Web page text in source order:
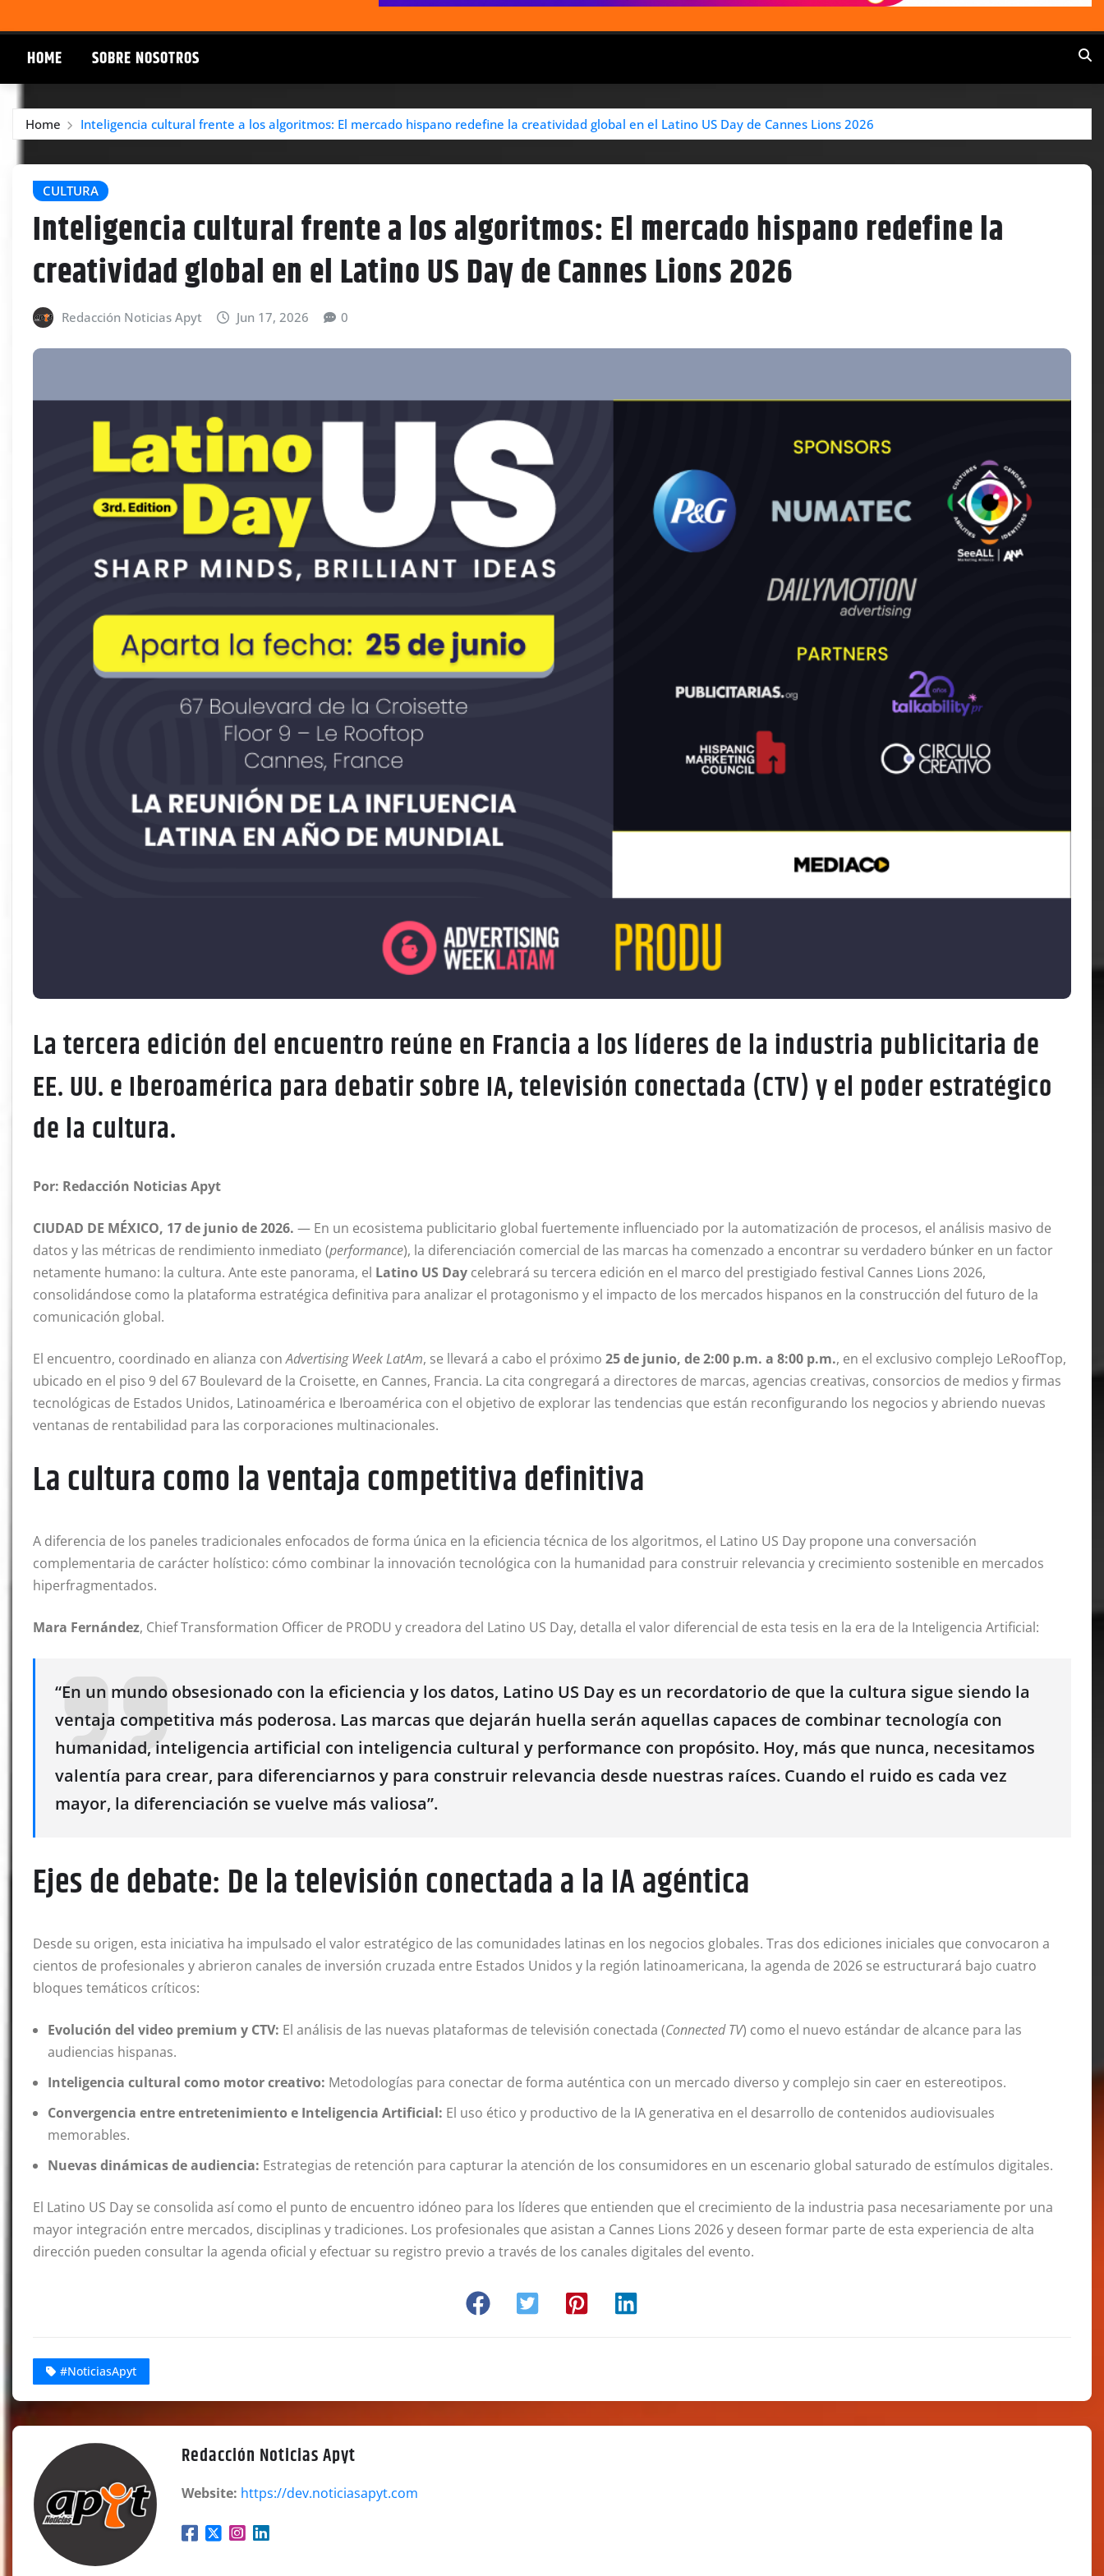
HOME SOBRE NOSOTROS
Home Inteligencia cultural frente a los algoritmos: El mercado hispano redefine la creatividad global en el Latino US Day de Cannes Lions 2026
CULTURA
Inteligencia cultural frente a los algoritmos: El mercado hispano redefine la
creatividad global en el Latino US Day de Cannes Lions 2026
Redacción Noticias Apyt Jun 17, 2026 0
La tercera edición del encuentro reúne en Francia a los líderes de la industria publicitaria de
EE. UU. e Iberoamérica para debatir sobre IA, televisión conectada (CTV) y el poder estratégico
de la cultura.
Por: Redacción Noticias Apyt
CIUDAD DE MÉXICO, 17 de junio de 2026. — En un ecosistema publicitario global fuertemente influenciado por la automatización de procesos, el análisis masivo de
datos y las métricas de rendimiento inmediato (performance), la diferenciación comercial de las marcas ha comenzado a encontrar su verdadero búnker en un factor
netamente humano: la cultura. Ante este panorama, el Latino US Day celebrará su tercera edición en el marco del prestigiado festival Cannes Lions 2026,
consolidándose como la plataforma estratégica definitiva para analizar el protagonismo y el impacto de los mercados hispanos en la construcción del futuro de la
comunicación global.
El encuentro, coordinado en alianza conAdvertising Week LatAm, se llevará a cabo el próximo 25 de junio, de 2:00 p.m. a 8:00 p.m., en el exclusivo complejo LeRoofTop,
ubicado en el piso 9 del 67 Boulevard de la Croisette, en Cannes, Francia. La cita congregará a directores de marcas, agencias creativas, consorcios de medios y firmas
tecnológicas de Estados Unidos, Latinoamérica e Iberoamérica con el objetivo de explorar las tendencias que están reconfigurando los negocios y abriendo nuevas
ventanas de rentabilidad para las corporaciones multinacionales.
La cultura como la ventaja competitiva definitiva
A diferencia de los paneles tradicionales enfocados de forma única en la eficiencia técnica de los algoritmos, el Latino US Day propone una conversación
complementaria de carácter holístico: cómo combinar la innovación tecnológica con la humanidad para construir relevancia y crecimiento sostenible en mercados
hiperfragmentados.
Mara Fernández, Chief Transformation Officer de PRODU y creadora del Latino US Day, detalla el valor diferencial de esta tesis en la era de la Inteligencia Artificial:
“En un mundo obsesionado con la eficiencia y los datos, Latino US Day es un recordatorio de que la cultura sigue siendo la
ventaja competitiva más poderosa. Las marcas que dejarán huella serán aquellas capaces de combinar tecnología con
humanidad, inteligencia artificial con inteligencia cultural y performance con propósito. Hoy, más que nunca, necesitamos
valentía para crear, para diferenciarnos y para construir relevancia desde nuestras raíces. Cuando el ruido es cada vez
mayor, la diferenciación se vuelve más valiosa”.
Ejes de debate: De la televisión conectada a la IA agéntica
Desde su origen, esta iniciativa ha impulsado el valor estratégico de las comunidades latinas en los negocios globales. Tras dos ediciones iniciales que convocaron a
cientos de profesionales y abrieron canales de inversión cruzada entre Estados Unidos y la región latinoamericana, la agenda de 2026 se estructurará bajo cuatro
bloques temáticos críticos:
Evolución del video premium y CTV: El análisis de las nuevas plataformas de televisión conectada (Connected TV) como el nuevo estándar de alcance para las
audiencias hispanas.
Inteligencia cultural como motor creativo: Metodologías para conectar de forma auténtica con un mercado diverso y complejo sin caer en estereotipos.
Convergencia entre entretenimiento e Inteligencia Artificial: El uso ético y productivo de la IA generativa en el desarrollo de contenidos audiovisuales
memorables.
Nuevas dinámicas de audiencia: Estrategias de retención para capturar la atención de los consumidores en un escenario global saturado de estímulos digitales.
El Latino US Day se consolida así como el punto de encuentro idóneo para los líderes que entienden que el crecimiento de la industria pasa necesariamente por una
mayor integración entre mercados, disciplinas y tradiciones. Los profesionales que asistan a Cannes Lions 2026 y deseen formar parte de esta experiencia de alta
dirección pueden consultar la agenda oficial y efectuar su registro previo a través de los canales digitales del evento.
#NoticiasApyt
Redacción Noticias Apyt
Website: https://dev.noticiasapyt.com